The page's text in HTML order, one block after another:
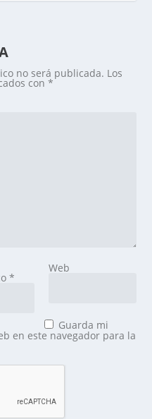
no será publicada. Los
con*
*
Web
Guarda mi
en este navegador para la